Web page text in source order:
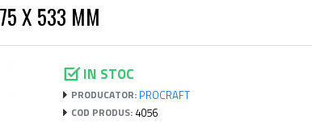
X 533 MM
IN STOC
PRODUCATOR: PROCRAFT
COD PRODUS: 4056